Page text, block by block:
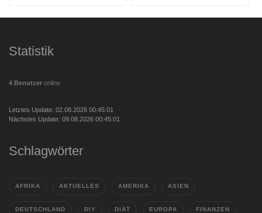
Statistik
4 Benutzer online
Letztes Update: 02.08.2026 00:45:01
Nächstes Update: 09.08.2026 00:45:01
Schlagwörter
AFRIKA AKTUELLES AMERIKA ASIEN
DEUTSCHLAND DIY DIÄT EUROPA FINANZEN